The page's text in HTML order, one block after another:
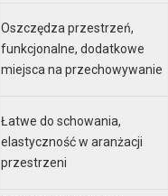
Oszczędza przestrzeń,
funkcjonalne, dodatkowe
miejsca na przechowywanie
Łatwe do schowania,
elastyczność w aranżacji
przestrzeni